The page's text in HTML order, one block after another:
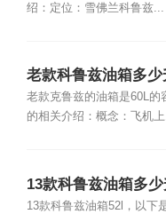
绍：定位：雪佛兰科鲁兹...
老款科鲁兹油箱多少
老款克鲁兹的油箱是60L的
的相关介绍：概念：飞机
13款科鲁兹油箱多少
13款科鲁兹油箱52l，以下